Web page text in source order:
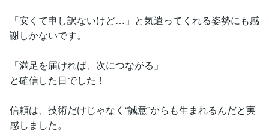
「安くて申し訳ないけど…」と気遣ってくれる姿勢にも感
謝しかないです。
「満足を届ければ、次につながる」
と確信した日でした！
信頼は、技術だけじゃなく“誠意”からも生まれるんだと実
感しました。